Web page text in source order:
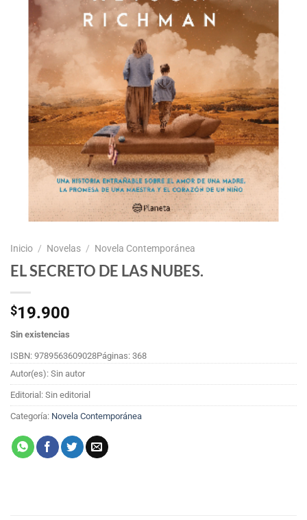
Inicio / Novelas / Novela Contemporánea
EL SECRETO DE LAS NUBES.
$19.900
Sin existencias
ISBN: 9789563609028Páginas: 368
Autor(es): Sin autor
Editorial: Sin editorial
Categoría: Novela Contemporánea